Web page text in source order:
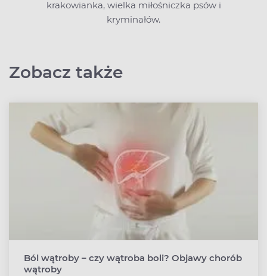
krakowianka, wielka miłośniczka psów i
kryminałów.
Zobacz także
Ból wątroby – czy wątroba boli? Objawy chorób
wątroby